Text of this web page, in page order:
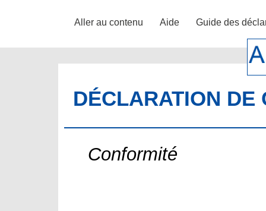
Aller au contenu Aide Guide des
DÉCLARATION DE
Conformité